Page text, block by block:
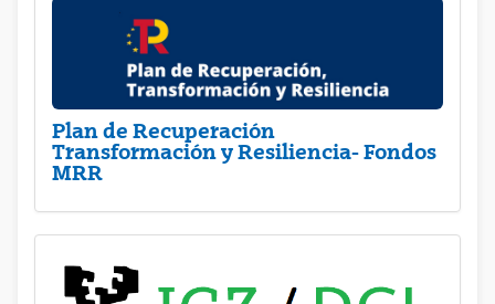
Plan de Recuperación
Transformación y Resiliencia- Fondos
MRR